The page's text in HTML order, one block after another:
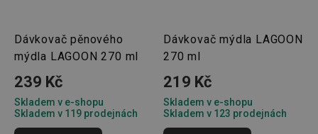
Dávkovač pěnového
mýdla LAGOON 270 ml
239 Kč
Skladem v e-shopu
Skladem v 119 prodejnách
Dávkovač mýdla LAGOON
270 ml
219 Kč
Skladem v e-shopu
Skladem v 123 prodejnách